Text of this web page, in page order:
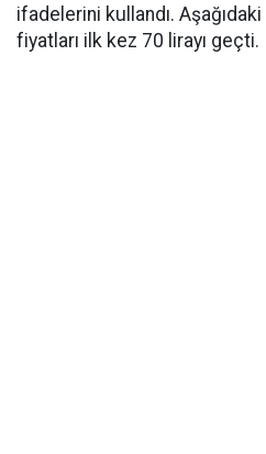
ifadelerini kullandı. Aşağıdaki
fiyatları ilk kez 70 lirayı geçti.